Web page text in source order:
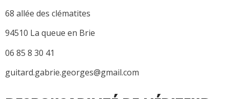
68 allée des clématites
94510 La queue en Brie
06 85 8 30 41
guitard.gabrie.georges@gmail.com